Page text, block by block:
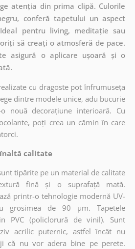
atenția din prima clipă. Culorile
conferă tapetului un aspect
pentru living, meditație sau
să creați o atmosferă de pace.
asigură o aplicare ușoară și o
cu dragoste pot înfrumuseța
dintre modele unice, adu bucurie
nouă decorațiune interioară. Cu
poți crea un cămin în care
calitate
tipărite pe un material de calitate
fină și o suprafață mată.
printr-o tehnologie modernă UV-
de 90 µm. Tapetele
PVC (policlorură de vinil). Sunt
acrilic puternic, astfel încât nu
că nu vor adera bine pe perete.